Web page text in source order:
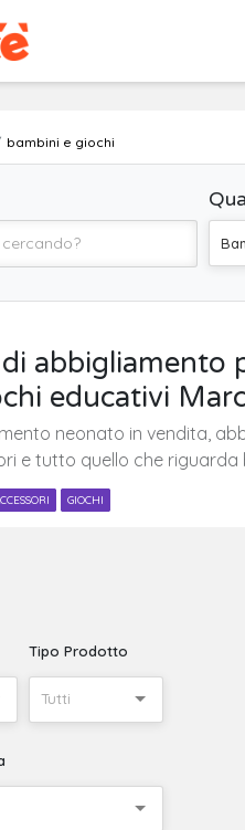
bambini e giochi
abbigliamento
educativi
neonato in vendita,
e tutto quello che riguarda
GIOCHI
Tipo Prodotto
Tutti